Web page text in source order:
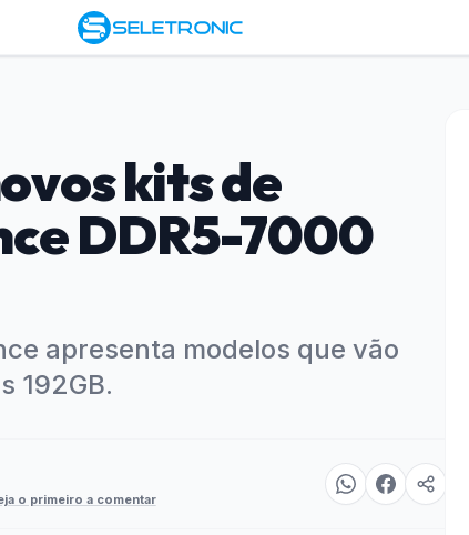
kits de
DDR5-7000
apresenta modelos que vão
192GB.
o primeiro a comentar